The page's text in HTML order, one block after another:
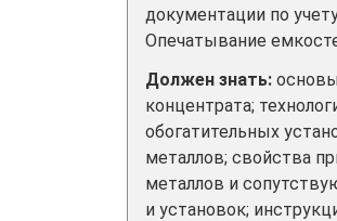
документации по
Опечатывание
Должен знать:
концентрата;
обогатительных
металлов; свойства
металлов и
и установок;